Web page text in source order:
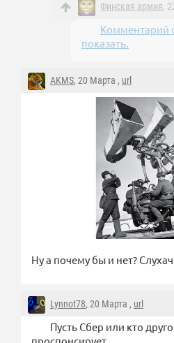
Финская армия,
Комментарий
показать.
AKMS, 20 Марта , url
Ну а почему бы и нет?
Lynnot78, 20 Марта , url
Пусть Сбер или кто